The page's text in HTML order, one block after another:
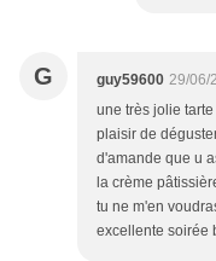
G guy59600 29/06/
une très jolie
plaisir de
d'amande que u
la crème
tu ne m'en
excellente soirée